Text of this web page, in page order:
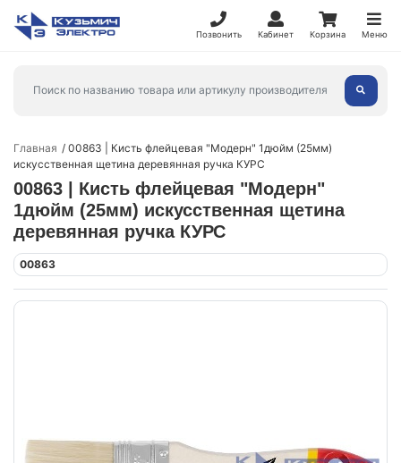
Позвонить Кабинет Корзина Меню
Главная
00863 | Кисть флейцевая "Модерн" 1дюйм (25мм)
искусственная щетина деревянная ручка КУРС
00863 | Кисть флейцевая "Модерн"
1дюйм (25мм) искусственная щетина
деревянная ручка КУРС
00863